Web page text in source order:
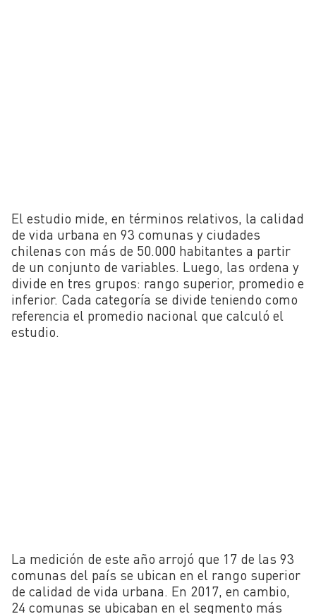
El estudio mide, en términos relativos, la calidad
de vida urbana en 93 comunas y ciudades
chilenas con más de 50.000 habitantes a partir
de un conjunto de variables. Luego, las ordena y
divide en tres grupos: rango superior, promedio e
inferior. Cada categoría se divide teniendo como
referencia el promedio nacional que calculó el
estudio.
La medición de este año arrojó que 17 de las 93
comunas del país se ubican en el rango superior
de calidad de vida urbana. En 2017, en cambio,
24 comunas se ubicaban en el segmento más